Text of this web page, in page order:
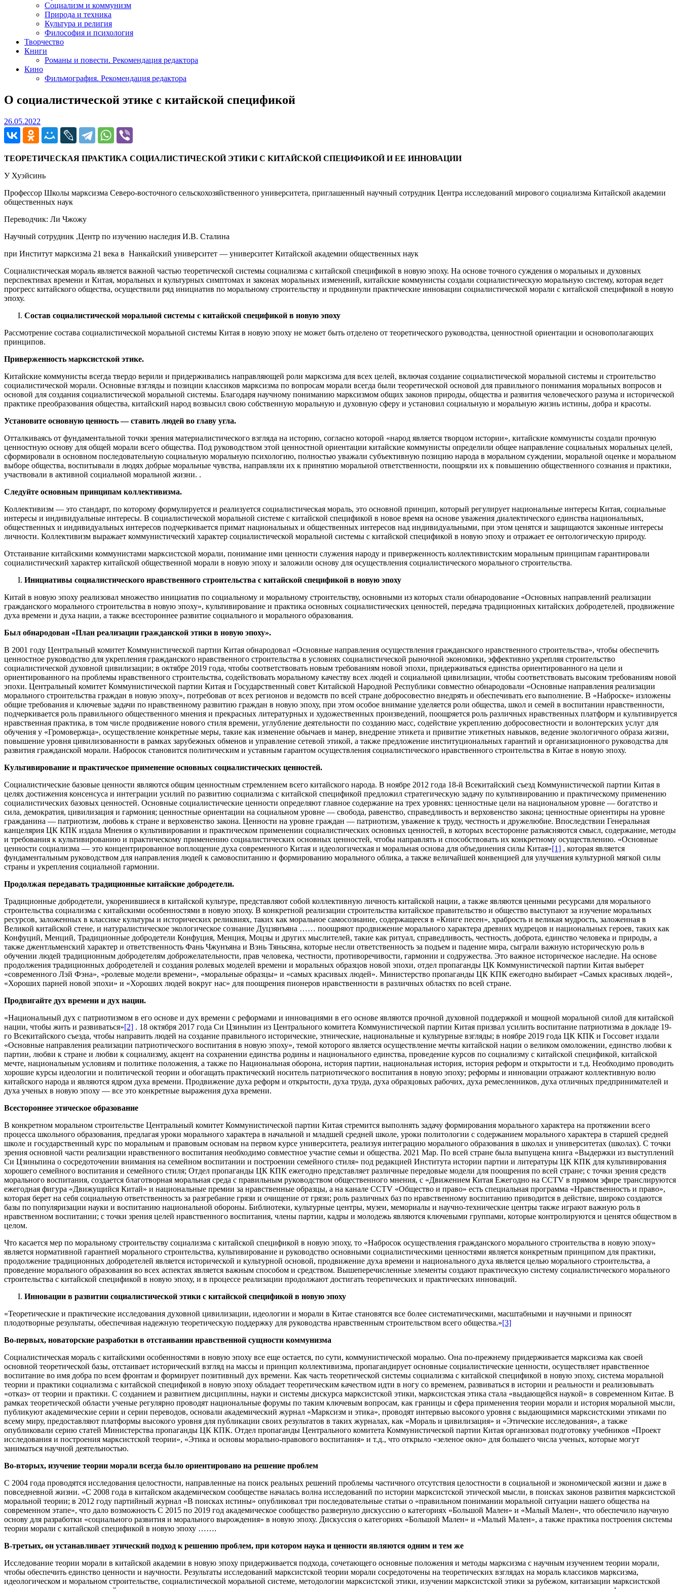
Социализм и коммунизм
Природа и техника
Культура и религия
Философия и психология
Творчество
Книги
Романы и повести. Рекомендация редактора
Кино
Фильмография. Рекомендация редактора
О социалистической этике с китайской спецификой
26.05.2022
ТЕОРЕТИЧЕСКАЯ ПРАКТИКА СОЦИАЛИСТИЧЕСКОЙ ЭТИКИ С КИТАЙСКОЙ СПЕЦИФИКОЙ И ЕЕ ИННОВАЦИИ
У Хуэйсинь
Профессор Школы марксизма Северо-восточного сельскохозяйственного университета, приглашенный научный сотрудник Центра исследований мирового социализма Китайской академии
общественных наук
Переводчик: Ли Чжожу
Научный сотрудник ,Центр по изучению наследия И.В. Сталина
при Институт марксизма 21 века в Нанкайский университет — университет Китайской академии общественных наук
Социалистическая мораль является важной частью теоретической системы социализма с китайской спецификой в новую эпоху. На основе точного суждения о моральных и духовных
перспективах времени и Китая, моральных и культурных симптомах и законах моральных изменений, китайские коммунисты создали социалистическую моральную систему, которая ведет
прогресс китайского общества, осуществили ряд инициатив по моральному строительству и продвинули практические инновации социалистической морали с китайской спецификой в новую
эпоху.
Состав социалистической моральной системы с китайской спецификой в новую эпоху
Рассмотрение состава социалистической моральной системы Китая в новую эпоху не может быть отделено от теоретического руководства, ценностной ориентации и основополагающих
принципов.
Приверженность марксистской этике.
Китайские коммунисты всегда твердо верили и придерживались направляющей роли марксизма для всех целей, включая создание социалистической моральной системы и строительство
социалистической морали. Основные взгляды и позиции классиков марксизма по вопросам морали всегда были теоретической основой для правильного понимания моральных вопросов и
основой для создания социалистической моральной системы. Благодаря научному пониманию марксизмом общих законов природы, общества и развития человеческого разума и исторической
практике преобразования общества, китайский народ возвысил свою собственную моральную и духовную сферу и установил социальную и моральную жизнь истины, добра и красоты.
Установите основную ценность — ставить людей во главу угла.
Отталкиваясь от фундаментальной точки зрения материалистического взгляда на историю, согласно которой «народ является творцом истории», китайские коммунисты создали прочную
ценностную основу для общей морали всего общества. Под руководством этой ценностной ориентации китайские коммунисты определили общее направление социальных моральных целей,
сформировали в основном последовательную социальную моральную психологию, полностью уважали субъективную позицию народа в моральном суждении, моральной оценке и моральном
выборе общества, воспитывали в людях добрые моральные чувства, направляли их к принятию моральной ответственности, поощряли их к повышению общественного сознания и практики,
участвовали в активной социальной моральной жизни. .
Следуйте основным принципам коллективизма.
Коллективизм — это стандарт, по которому формулируется и реализуется социалистическая мораль, это основной принцип, который регулирует национальные интересы Китая, социальные
интересы и индивидуальные интересы. В социалистической моральной системе с китайской спецификой в новое время на основе уважения диалектического единства национальных,
общественных и индивидуальных интересов подчеркивается примат национальных и общественных интересов над индивидуальными, при этом ценятся и защищаются законные интересы
личности. Коллективизм выражает коммунистический характер социалистической моральной системы с китайской спецификой в новую эпоху и отражает ее онтологическую природу.
Отстаивание китайскими коммунистами марксистской морали, понимание ими ценности служения народу и приверженность коллективистским моральным принципам гарантировали
социалистический характер китайской общественной морали в новую эпоху и заложили основу для осуществления социалистического морального строительства.
Инициативы социалистического нравственного строительства с китайской спецификой в новую эпоху
Китай в новую эпоху реализовал множество инициатив по социальному и моральному строительству, основными из которых стали обнародование «Основных направлений реализации
гражданского морального строительства в новую эпоху», культивирование и практика основных социалистических ценностей, передача традиционных китайских добродетелей, продвижение
духа времени и духа нации, а также всестороннее развитие социального и морального образования.
Был обнародован «План реализации гражданской этики в новую эпоху».
В 2001 году Центральный комитет Коммунистической партии Китая обнародовал «Основные направления осуществления гражданского нравственного строительства», чтобы обеспечить
ценностное руководство для укрепления гражданского нравственного строительства в условиях социалистической рыночной экономики, эффективно укрепляя строительство
социалистической духовной цивилизации; в октябре 2019 года, чтобы соответствовать новым требованиям новой эпохи, придерживаться единства ориентированного на цели и
ориентированного на проблемы нравственного строительства, содействовать моральному качеству всех людей и социальной цивилизации, чтобы соответствовать высоким требованиям новой
эпохи. Центральный комитет Коммунистической партии Китая и Государственный совет Китайской Народной Республики совместно обнародовали «Основные направления реализации
морального строительства граждан в новую эпоху», потребовав от всех регионов и ведомств по всей стране добросовестно внедрять и обеспечивать его выполнение. В «Наброске» изложены
общие требования и ключевые задачи по нравственному развитию граждан в новую эпоху, при этом особое внимание уделяется роли общества, школ и семей в воспитании нравственности,
подчеркивается роль правильного общественного мнения и прекрасных литературных и художественных произведений, поощряется роль различных нравственных платформ и культивируется
нравственная практика, в том числе продвижение нового стиля времени, углубление деятельности по созданию масс, содействие укреплению добросовестности и волонтерских услуг для
обучения у «Громовержца», осуществление конкретные меры, такие как изменение обычаев и манер, внедрение этикета и привитие этикетных навыков, ведение экологичного образа жизни,
повышение уровня цивилизованности в рамках зарубежных обменов и управление сетевой этикой, а также предложение институциональных гарантий и организационного руководства для
развития гражданской морали. Набросок становится политическим и уставным гарантом осуществления социалистического нравственного строительства в Китае в новую эпоху.
Культивирование и практическое применение основных социалистических ценностей.
Социалистические базовые ценности являются общим ценностным стремлением всего китайского народа. В ноябре 2012 года 18-й Всекитайский съезд Коммунистической партии Китая в
целях достижения консенсуса и интеграции усилий по развитию социализма с китайской спецификой предложил стратегическую задачу по культивированию и практическому применению
социалистических базовых ценностей. Основные социалистические ценности определяют главное содержание на трех уровнях: ценностные цели на национальном уровне — богатство и
сила, демократия, цивилизация и гармония; ценностные ориентации на социальном уровне — свобода, равенство, справедливость и верховенство закона; ценностные ориентиры на уровне
гражданина — патриотизм, любовь к стране и верховенство закона. Ценности на уровне граждан — патриотизм, уважение к труду, честность и дружелюбие. Впоследствии Генеральная
канцелярия ЦК КПК издала Мнения о культивировании и практическом применении социалистических основных ценностей, в которых всесторонне разъясняются смысл, содержание, методы
и требования к культивированию и практическому применению социалистических основных ценностей, чтобы направлять и способствовать их конкретному осуществлению. «Основные
ценности социализма — это концентрированное воплощение духа современного Китая и идеологическая и моральная основа для объединения силы Китая»[1] , которая является
фундаментальным руководством для направления людей к самовоспитанию и формированию морального облика, а также величайшей конвенцией для улучшения культурной мягкой силы
страны и укрепления социальной гармонии.
Продолжая передавать традиционные китайские добродетели.
Традиционные добродетели, укоренившиеся в китайской культуре, представляют собой коллективную личность китайской нации, а также являются ценными ресурсами для морального
строительства социализма с китайскими особенностями в новую эпоху. В конкретной реализации строительства китайское правительство и общество выступают за изучение моральных
ресурсов, заложенных в классике культуры и исторических реликвиях, таких как моральное самосознание, содержащееся в «Книге песен», храбрость и великая мудрость, заложенная в
Великой китайской стене, и натуралистическое экологическое сознание Дуцзянъяна …… поощряют продвижение морального характера древних мудрецов и национальных героев, таких как
Конфуций, Менций, Традиционные добродетели Конфуция, Менция, Моцзы и других мыслителей, такие как ритуал, справедливость, честность, доброта, единство человека и природы, а
также джентльменский характер и ответственность Фань Чжунъяна и Вэнь Тяньсяна, которые несли ответственность за подъем и падение мира, сыграли важную историческую роль в
обучении людей традиционным добродетелям доброжелательности, прав человека, честности, противоречивости, гармонии и содружества. Это важное историческое наследие. На основе
продолжения традиционных добродетелей и создания ролевых моделей времени и моральных образцов новой эпохи, отдел пропаганды ЦК Коммунистической партии Китая выберет
«современного Лэй Фэна», «ролевые модели времени», «моральные образцы» и «самых красивых людей». Министерство пропаганды ЦК КПК ежегодно выбирает «Самых красивых людей»,
«Хороших парней новой эпохи» и «Хороших людей вокруг нас» для поощрения пионеров нравственности в различных областях по всей стране.
Продвигайте дух времени и дух нации.
«Национальный дух с патриотизмом в его основе и дух времени с реформами и инновациями в его основе являются прочной духовной поддержкой и мощной моральной силой для китайской
нации, чтобы жить и развиваться»[2] . 18 октября 2017 года Си Цзиньпин из Центрального комитета Коммунистической партии Китая призвал усилить воспитание патриотизма в докладе 19-
го Всекитайского съезда, чтобы направить людей на создание правильного исторические, этнические, национальные и культурные взгляды; в ноябре 2019 года ЦК КПК и Госсовет издали
«Основные направления реализации патриотического воспитания в новую эпоху», темой которого является осуществление мечты китайской нации о великом омоложении, единство любви к
партии, любви к стране и любви к социализму, акцент на сохранении единства родины и национального единства, проведение курсов по социализму с китайской спецификой, китайской
мечте, национальным условиям и политике положения, а также по Национальная оборона, история партии, национальная история, история реформ и открытости и т.д. Необходимо проводить
хорошие курсы идеологии и политической теории и обогащать практический носитель патриотического воспитания в новую эпоху; реформы и инновации отражают коллективную волю
китайского народа и являются ядром духа времени. Продвижение духа реформ и открытости, духа труда, духа образцовых рабочих, духа ремесленников, духа отличных предпринимателей и
духа ученых в новую эпоху — все это конкретные выражения духа времени.
Всестороннее этическое образование
В конкретном моральном строительстве Центральный комитет Коммунистической партии Китая стремится выполнять задачу формирования морального характера на протяжении всего
процесса школьного образования, предлагая уроки морального характера в начальной и младшей средней школе, уроки политологии с содержанием морального характера в старшей средней
школе и государственный курс по моральным и правовым основам на первом курсе университета, реализуя интеграцию морального образования в школах и университетах (школах). С точки
зрения основной части реализации нравственного воспитания необходимо совместное участие семьи и общества. 2021 Мар. По всей стране была выпущена книга «Выдержки из выступлений
Си Цзиньпина о сосредоточении внимания на семейном воспитании и построении семейного стиля» под редакцией Института истории партии и литературы ЦК КПК для культивирования
хорошего семейного воспитания и семейного стиля; Отдел пропаганды ЦК КПК ежегодно представляет различные передовые модели для поощрения по всей стране; с точки зрения средств
морального воспитания, создается благотворная моральная среда с правильным руководством общественного мнения, с «Движением Китая Ежегодно на CCTV в прямом эфире транслируются
ежегодная фигура «Движущийся Китай» и национальные премии за нравственные образцы, а на канале CCTV «Общество и право» есть специальная программа «Нравственность и право»,
которая берет на себя социальную ответственность за разгребание грязи и очищение от грязи; роль различных баз по нравственному воспитанию приводится в действие, широко создаются
базы по популяризации науки и воспитанию национальной обороны. Библиотеки, культурные центры, музеи, мемориалы и научно-технические центры также играют важную роль в
нравственном воспитании; с точки зрения целей нравственного воспитания, члены партии, кадры и молодежь являются ключевыми группами, которые контролируются и ценятся обществом в
целом.
Что касается мер по моральному строительству социализма с китайской спецификой в новую эпоху, то «Набросок осуществления гражданского морального строительства в новую эпоху»
является нормативной гарантией морального строительства, культивирование и руководство основными социалистическими ценностями является конкретным принципом для практики,
продолжение традиционных добродетелей является исторической и культурной основой, продвижение духа времени и национального духа является целью морального строительства, а
проведение морального образования во всех аспектах является важным способом и средством. Вышеперечисленные элементы создают практическую систему социалистического морального
строительства с китайской спецификой в новую эпоху, и в процессе реализации продолжают достигать теоретических и практических инноваций.
Инновации в развитии социалистической этики с китайской спецификой в новую эпоху
«Теоретические и практические исследования духовной цивилизации, идеологии и морали в Китае становятся все более систематическими, масштабными и научными и приносят
плодотворные результаты, обеспечивая надежную теоретическую поддержку для руководства нравственным строительством всего общества.»[3]
Во-первых, новаторские разработки в отстаивании нравственной сущности коммунизма
Социалистическая мораль с китайскими особенностями в новую эпоху все еще остается, по сути, коммунистической моралью. Она по-прежнему придерживается марксизма как своей
основной теоретической базы, отстаивает исторический взгляд на массы и принцип коллективизма, пропагандирует основные социалистические ценности, осуществляет нравственное
воспитание во имя добра по всем фронтам и формирует позитивный дух времени. Как часть теоретической системы социализма с китайской спецификой в новую эпоху, система моральной
теории и практики социализма с китайской спецификой в новую эпоху обладает теоретическим качеством идти в ногу со временем, развиваться в истории и реальности и реализовывать
«отказ» от теории и практики. С созданием и развитием дисциплины, науки и системы дискурса марксистской этики, марксистская этика стала «выдающейся наукой» в современном Китае. В
рамках теоретической области ученые регулярно проводят национальные форумы по таким ключевым вопросам, как границы и сфера применения теории морали и история моральной мысли,
публикуют академические серии и серии переводов, основали академический журнал «Марксизм и этика», проводят интервью высокого уровня с выдающимися марксистскими этиками по
всему миру, предоставляют платформы высокого уровня для публикации своих результатов в таких журналах, как «Мораль и цивилизация» и «Этические исследования», а также
опубликовали серию статей Министерства пропаганды ЦК КПК. Отдел пропаганды Центрального комитета Коммунистической партии Китая организовал подготовку учебников «Проект
исследования и построения марксистской теории», «Этика и основы морально-правового воспитания» и т.д., что открыло «зеленое окно» для большего числа ученых, которые могут
заниматься научной деятельностью.
Во-вторых, изучение теории морали всегда было ориентировано на решение проблем
С 2004 года проводятся исследования целостности, направленные на поиск реальных решений проблемы частичного отсутствия целостности в социальной и экономической жизни и даже в
повседневной жизни. «С 2008 года в китайском академическом сообществе началась волна исследований по истории марксистской этической мысли, в поисках законов развития марксистской
моральной теории; в 2012 году партийный журнал «В поисках истины» опубликовал три последовательные статьи о «правильном понимании моральной ситуации нашего общества на
современном этапе», что дало возможность С 2015 по 2019 год академическое сообщество развернуло дискуссию о категориях «Большой Мален» и «Малый Мален», что обеспечило научную
основу для разработки «социального развития и морального вырождения» в новую эпоху. Дискуссия о категориях «Большой Мален» и «Малый Мален», а также практика построения системы
теории морали с китайской спецификой в новую эпоху …….
В-третьих, он устанавливает этический подход к решению проблем, при котором наука и ценности являются одним и тем же
Исследование теории морали в китайской академии в новую эпоху придерживается подхода, сочетающего основные положения и методы марксизма с научным изучением теории морали,
чтобы обеспечить единство ценности и научности. Результаты исследований марксистской теории морали сосредоточены на теоретических взглядах на мораль классиков марксизма,
идеологическом и моральном строительстве, социалистической моральной системе, методологии марксистской этики, изучении марксистской этики за рубежом, китаизации марксистской